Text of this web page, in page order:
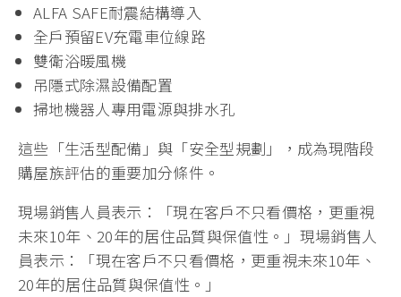
ALFA SAFE耐震結構導入
全戶預留EV充電車位線路
雙衛浴暖風機
吊隱式除濕設備配置
掃地機器人專用電源與排水孔
這些「生活型配備」與「安全型規劃」，成為現階段
購屋族評估的重要加分條件。
現場銷售人員表示：「現在客戶不只看價格，更重視
未來10年、20年的居住品質與保值性。」現場銷售人
員表示：「現在客戶不只看價格，更重視未來10年、
20年的居住品質與保值性。」